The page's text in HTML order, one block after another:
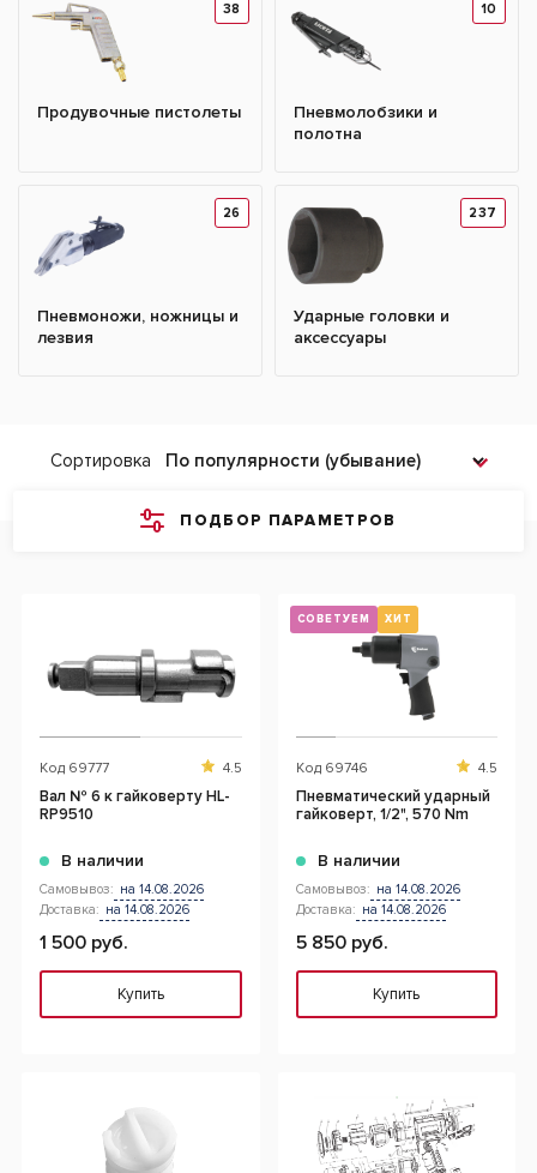
38
Продувочные пистолеты
10
Пневмолобзики и
полотна
26
Пневмоножи, ножницы и
лезвия
237
Ударные головки и
аксессуары
ПОДБОР ПАРАМЕТРОВ
Сортировка
Код 69777 4.5
Вал № 6 к гайковерту HL-
RP9510
В наличии
Самовывоз: на 14.08.2026
Доставка: на 14.08.2026
1 500 руб.
Купить
СОВЕТУЕМ ХИТ
Код 69746 4.5
Пневматический ударный
гайковерт, 1/2", 570 Nm
В наличии
Самовывоз: на 14.08.2026
Доставка: на 14.08.2026
5 850 руб.
Купить